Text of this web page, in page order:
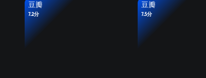
豆瓣
7.2分
豆瓣
7.5分